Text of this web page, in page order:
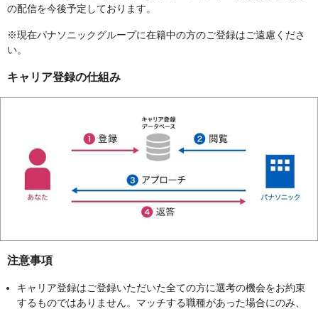
の配信を今後予定しております。
※現在パナソニックグループに在籍中の方のご登録はご遠慮くださ
い。
キャリア登録の仕組み
注意事項
キャリア登録はご登録いただいた全ての方に選考の機会をお約束
するものではありません。マッチする職種があった場合にのみ、